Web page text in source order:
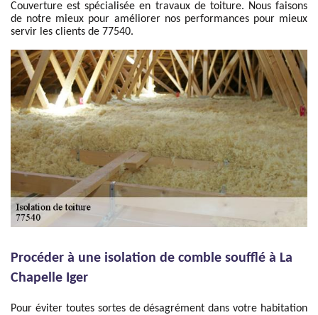
Couverture est spécialisée en travaux de toiture. Nous faisons
de notre mieux pour améliorer nos performances pour mieux
servir les clients de 77540.
Procéder à une isolation de comble soufflé à La
Chapelle Iger
Pour éviter toutes sortes de désagrément dans votre habitation